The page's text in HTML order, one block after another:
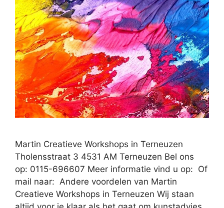
Martin Creatieve Workshops in Terneuzen
Tholensstraat 3 4531 AM Terneuzen Bel ons
op: 0115-696607 Meer informatie vind u op: Of
mail naar: Andere voordelen van Martin
Creatieve Workshops in Terneuzen Wij staan